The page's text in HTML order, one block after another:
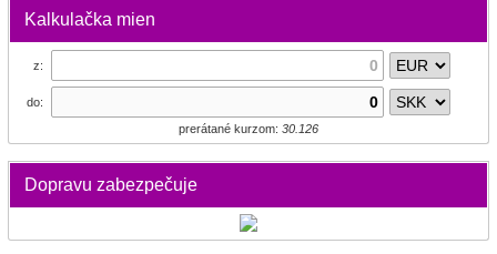
Kalkulačka mien
z:
do:
prerátané kurzom: 30.126
Dopravu zabezpečuje